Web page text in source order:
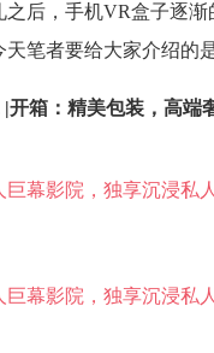
之后，手机VR盒子逐
天笔者要给大家介绍的
|开箱：精美包装，高端